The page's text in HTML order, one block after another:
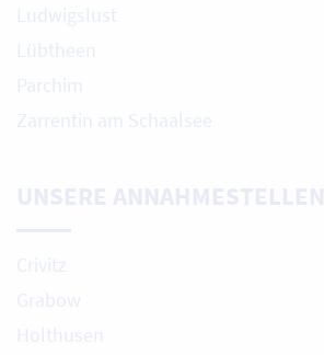
Ludwigslust
Lübtheen
Parchim
Zarrentin am Schaalsee
UNSERE ANNAHMESTELLEN
Crivitz
Grabow
Holthusen